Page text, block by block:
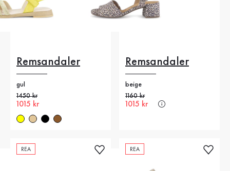
Remsandaler
gul
Gammalt pris
1450 kr
Nytt pris
1015 kr
Remsandaler
beige
Gammalt pris
1160 kr
Nytt pris
1015 kr
REA REA